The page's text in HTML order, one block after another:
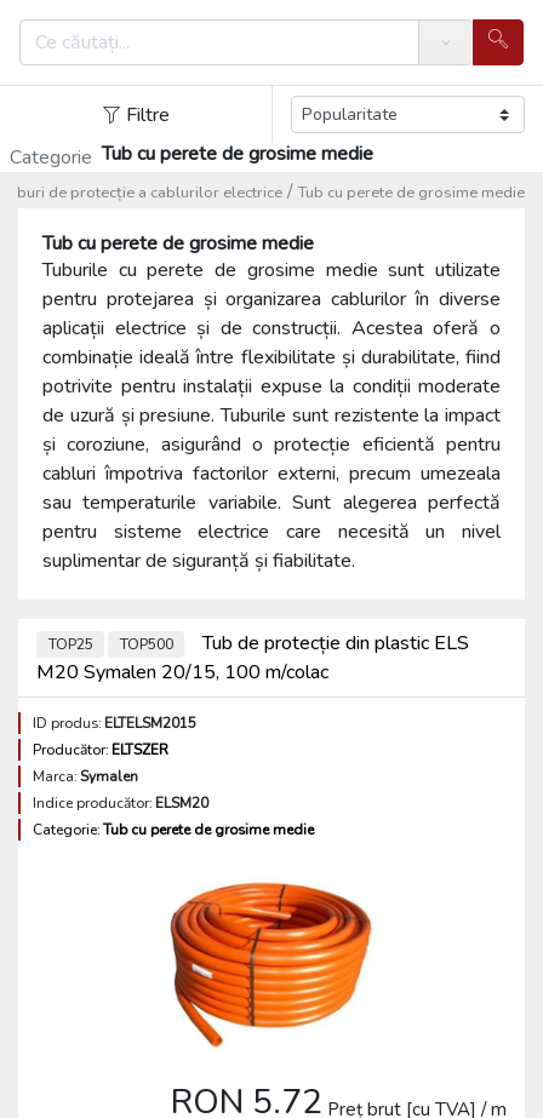
Search
Filtre
Categorie Tub cu perete de grosime medie
Tub cu perete de grosime medie
/
Tuburi de protecție a cablurilor electrice
Tub cu perete de grosime medie
Tuburile cu perete de grosime medie sunt utilizate
pentru protejarea și organizarea cablurilor în diverse
aplicații electrice și de construcții. Acestea oferă o
combinație ideală între flexibilitate și durabilitate, fiind
potrivite pentru instalații expuse la condiții moderate
de uzură și presiune. Tuburile sunt rezistente la impact
și coroziune, asigurând o protecție eficientă pentru
cabluri împotriva factorilor externi, precum umezeala
sau temperaturile variabile. Sunt alegerea perfectă
pentru sisteme electrice care necesită un nivel
suplimentar de siguranță și fiabilitate.
TOP25 TOP500
Tub de protecție din plastic ELS
M20 Symalen 20/15, 100 m/colac
ID produs:ELTELSM2015
Producător:ELTSZER
Marca:Symalen
Indice producător:ELSM20
Categorie:Tub cu perete de grosime medie
RON 5.72 Preț brut [cu TVA] / m